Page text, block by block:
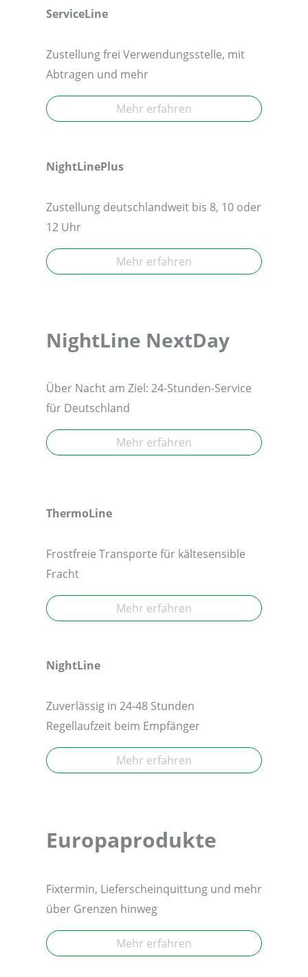
ServiceLine
Zustellung frei Verwendungsstelle, mit
Abtragen und mehr
Mehr erfahren
NightLinePlus
Zustellung deutschlandweit bis 8, 10 oder
12 Uhr
Mehr erfahren
NightLine NextDay
Über Nacht am Ziel: 24-Stunden-Service
für Deutschland
Mehr erfahren
ThermoLine
Frostfreie Transporte für kältesensible
Fracht
Mehr erfahren
NightLine
Zuverlässig in 24-48 Stunden
Regellaufzeit beim Empfänger
Mehr erfahren
Europaprodukte
Fixtermin, Lieferscheinquittung und mehr
über Grenzen hinweg
Mehr erfahren